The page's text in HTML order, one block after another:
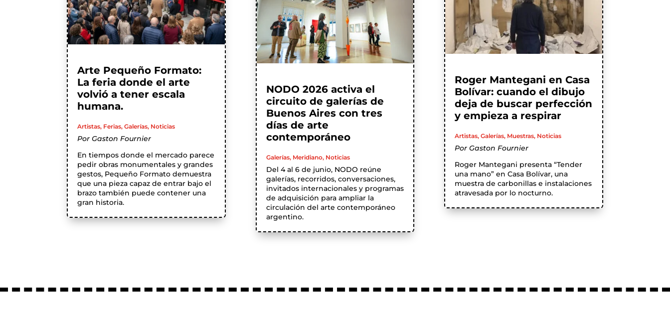
Arte Pequeño Formato:
La feria donde el arte
volvió a tener escala
humana.
Artistas, Ferias,Galerías, Noticias
PorGaston Fournier
En tiempos donde el mercado parece
pedir obras monumentales y grandes
gestos, Pequeño Formato demuestra
que una pieza capaz de entrar bajo el
brazo también puede contener una
gran historia.
NODO 2026 activa el
circuito de galerías de
Buenos Aires con tres
días de arte
contemporáneo
Galerías, Meridiano, Noticias
Del 4 al 6 de junio, NODO reúne
galerías, recorridos, conversaciones,
invitados internacionales y programas
de adquisición para ampliar la
circulación del arte contemporáneo
argentino.
Roger Mantegani en Casa
Bolívar: cuando el dibujo
deja de buscar perfección
y empieza a respirar
Artistas, Galerías, Muestras, Noticias
Por Gaston Fournier
Roger Mantegani presenta “Tender
una mano” en Casa Bolívar, una
muestra de carbonillas e instalaciones
atravesada por lo nocturno.